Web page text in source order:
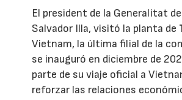
El president de la Generalitat
Salvador Illa, visitó la planta de
Vietnam, la última filial de la
se inauguró en diciembre de
parte de su viaje oficial a
reforzar las relaciones